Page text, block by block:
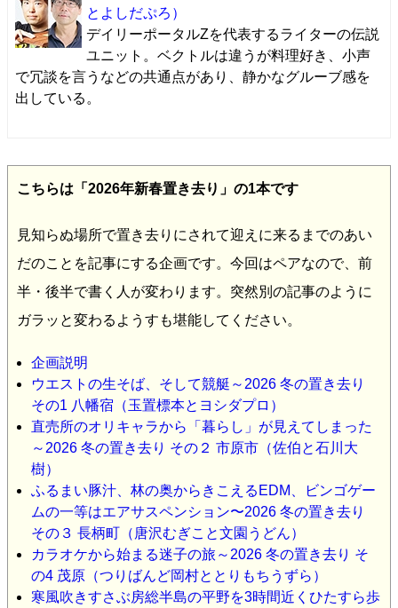
とよしだぷろ）
デイリーポータルZを代表するライターの伝説
ユニット。ベクトルは違うが料理好き、小声
で冗談を言うなどの共通点があり、静かなグルーブ感を
出している。
こちらは「2026年新春置き去り」の1本です
見知らぬ場所で置き去りにされて迎えに来るまでのあい
だのことを記事にする企画です。今回はペアなので、前
半・後半で書く人が変わります。突然別の記事のように
ガラッと変わるようすも堪能してください。
企画説明
ウエストの生そば、そして競艇～2026 冬の置き去り
その1 八幡宿（玉置標本とヨシダプロ）
直売所のオリキャラから「暮らし」が見えてしまった
～2026 冬の置き去り その２ 市原市（佐伯と石川大
樹）
ふるまい豚汁、林の奥からきこえるEDM、ビンゴゲー
ムの一等はエアサスペンション〜2026 冬の置き去り
その３ 長柄町（唐沢むぎこと文園うどん）
カラオケから始まる迷子の旅～2026 冬の置き去り そ
の4 茂原（つりばんど岡村ととりもちうずら）
寒風吹きすさぶ房総半島の平野を3時間近くひたすら歩